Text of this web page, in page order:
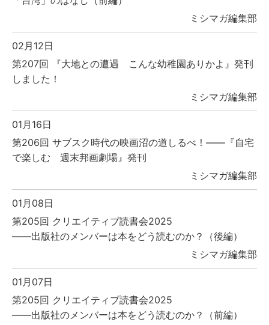
ミシマガ編集部
02月12日
第207回 『大地との遭遇 こんな幼稚園ありかよ』発刊
しました！
ミシマガ編集部
01月16日
第206回 サブスク時代の映画沼の道しるべ！――『自宅
で楽しむ 週末邦画劇場』発刊
ミシマガ編集部
01月08日
第205回 クリエイティブ読書会2025
――出版社のメンバーは本をどう読むのか？（後編）
ミシマガ編集部
01月07日
第205回 クリエイティブ読書会2025
――出版社のメンバーは本をどう読むのか？（前編）